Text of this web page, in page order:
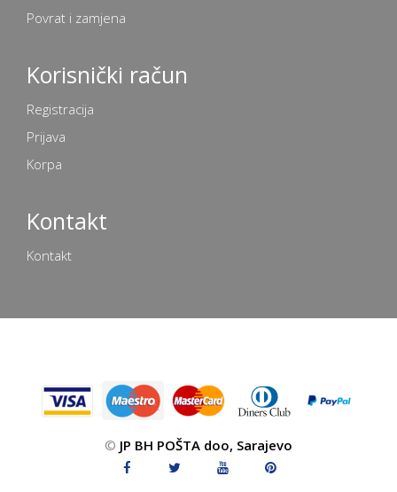
Povrat i zamjena
Korisnički račun
Registracija
Prijava
Korpa
Kontakt
Kontakt
© JP BH POŠTA doo, Sarajevo